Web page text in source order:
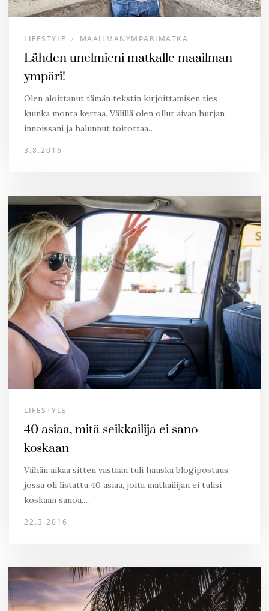
LIFESTYLE / MAAILMANYMPÄRIMATKA
Lähden unelmieni matkalle maailman
ympäri!
Olen aloittanut tämän tekstin kirjoittamisen ties
kuinka monta kertaa. Välillä olen ollut aivan hurjan
innoissani ja halunnut toitottaa…
3.8.2016
LIFESTYLE
40 asiaa, mitä seikkailija ei sano
koskaan
Vähän aikaa sitten vastaan tuli hauska blogipostaus,
jossa oli listattu 40 asiaa, joita matkailijan ei tulisi
koskaan sanoa.…
22.3.2016